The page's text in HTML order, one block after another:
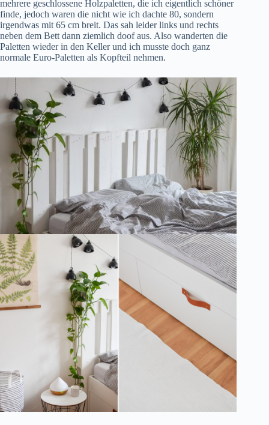
mehrere geschlossene Holzpaletten, die ich eigentlich schöner
finde, jedoch waren die nicht wie ich dachte 80, sondern
irgendwas mit 65 cm breit. Das sah leider links und rechts
neben dem Bett dann ziemlich doof aus. Also wanderten die
Paletten wieder in den Keller und ich musste doch ganz
normale Euro-Paletten als Kopfteil nehmen.